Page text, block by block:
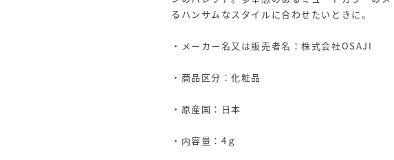
るハンサムなスタイルに合わせたいときに。
・メーカー名又は販売者名：株式会社OSAJI
・商品区分：化粧品
・原産国：日本
・内容量：4ｇ